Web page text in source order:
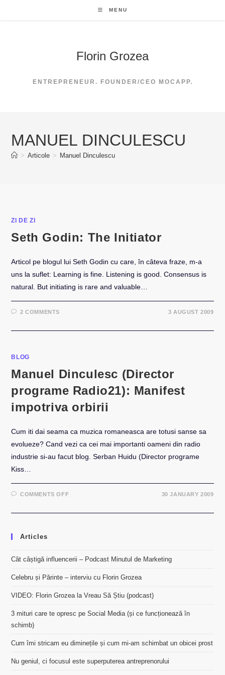
MENU
Florin Grozea
ENTREPRENEUR. FOUNDER/CEO MOCAPP.
MANUEL DINCULESCU
> Articole > Manuel Dinculescu
ZI DE ZI
Seth Godin: The Initiator
Articol pe blogul lui Seth Godin cu care, în câteva fraze, m-a
uns la suflet: Learning is fine. Listening is good. Consensus is
natural. But initiating is rare and valuable…
2 COMMENTS 3 AUGUST 2009
BLOG
Manuel Dinculesc (Director
programe Radio21): Manifest
impotriva orbirii
Cum iti dai seama ca muzica romaneasca are totusi sanse sa
evolueze? Cand vezi ca cei mai importanti oameni din radio
industrie si-au facut blog. Serban Huidu (Director programe
Kiss…
COMMENTS OFFON
(DIRECTOR
30 JANUARY 2009
Articles
Cât câștigă influencerii – Podcast Minutul de Marketing
Celebru și Părinte – interviu cu Florin Grozea
VIDEO: Florin Grozea la Vreau Să Știu (podcast)
3 mituri care te opresc pe Social Media (și ce funcționează în
schimb)
Cum îmi stricam eu diminețile și cum mi-am schimbat un obicei prost
Nu geniul, ci focusul este superputerea antreprenorului